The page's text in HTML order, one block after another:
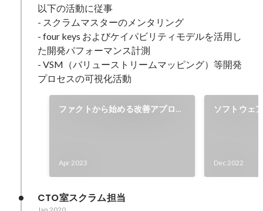
以下の活動に従事
- スクラムマスターのメンタリング
- four keys およびケイパビリティモデルを活用し
た開発パフォーマンス計測
- VSM（バリューストリームマッピング）等開発
プロセスの可視化活動
ファクトから始める改善アプロー
Apr 2023
ソフトウェ
Dec 2022
CTO室スクラム担当